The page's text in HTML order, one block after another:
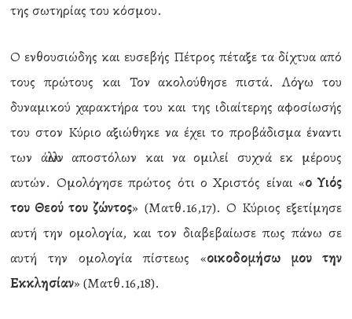
της σωτηρίας του κόσμου.
Ο ενθουσιώδης και ευσεβής Πέτρος πέταξε τα δίχτυα από
τους πρώτους και Τον ακολούθησε πιστά. Λόγω του
δυναμικού χαρακτήρα του και της ιδιαίτερης αφοσίωσής
του στον Κύριο αξιώθηκε να έχει το προβάδισμα έναντι
των άλλων αποστόλων και να ομιλεί συχνά εκ μέρους
αυτών. Ομολόγησε πρώτος ότι ο Χριστός είναι «ο Υιός
του Θεού του ζώντος» (Ματθ.16,17). Ο Κύριος εξετίμησε
αυτή την ομολογία, και τον διαβεβαίωσε πως πάνω σε
αυτή την ομολογία πίστεως «οικοδομήσω μου την
Εκκλησίαν» (Ματθ.16,18).